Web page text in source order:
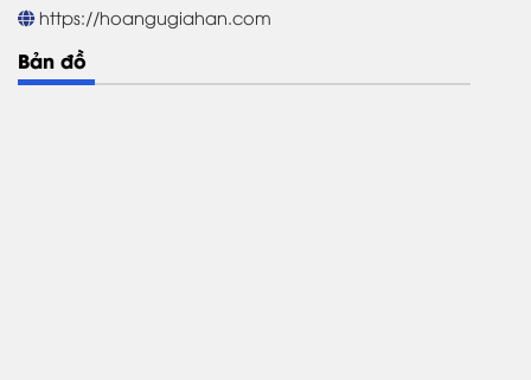
https://hoangugiahan.com
Bản đồ